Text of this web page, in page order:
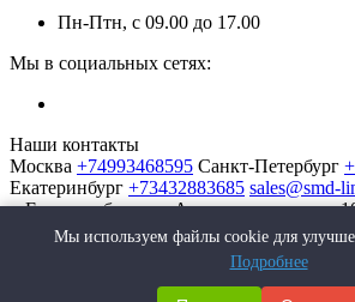
Пн-Птн, с 09.00 до 17.00
Мы в социальных сетях:
Наши контакты
Москва +74993468595 Санкт-Петербург
Екатеринбург +73432883685 sales@smd-
г. Екатеринбург, ул. Автомагистральная
Мы используем файлы cookie для
Подробнее